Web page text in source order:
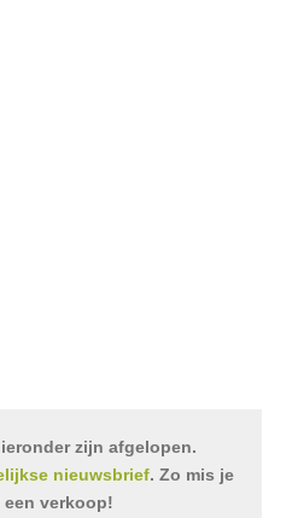
zijn afgelopen.
nieuwsbrief. Zo mis je
verkoop!